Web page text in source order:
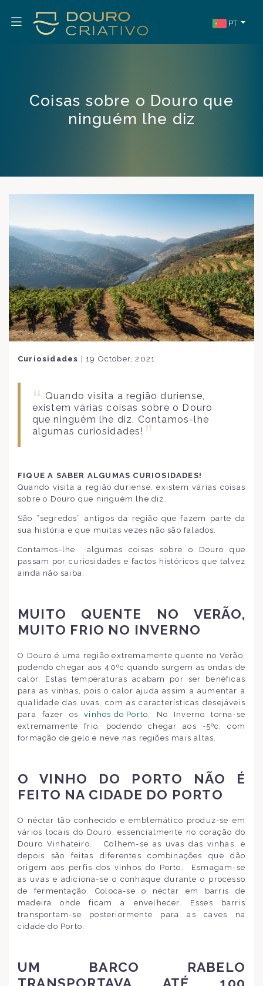
PT
Coisas sobre o Douro que
ninguém lhe diz
Curiosidades | 19 October, 2021
Quando visita a região duriense,
existem várias coisas sobre o Douro
que ninguém lhe diz. Contamos-lhe
algumas curiosidades!
FIQUE A SABER ALGUMAS CURIOSIDADES!
Quando visita a região duriense, existem várias coisas
sobre o Douro que ninguém lhe diz.
São “segredos” antigos da região que fazem parte da
sua história e que muitas vezes não são falados.
Contamos-lhe algumas coisas sobre o Douro que
passam por curiosidades e factos históricos que talvez
ainda não saiba.
MUITO QUENTE NO VERÃO,
MUITO FRIO NO INVERNO
O Douro é uma região extremamente quente no Verão,
podendo chegar aos 40ºc quando surgem as ondas de
calor. Estas temperaturas acabam por ser benéficas
para as vinhas, pois o calor ajuda assim a aumentar a
qualidade das uvas, com as características desejáveis
para fazer osvinhos do Porto . No Inverno torna-se
extremamente frio, podendo chegar aos -5ºc, com
formação de gelo e neve nas regiões mais altas.
O VINHO DO PORTO NÃO É
FEITO NA CIDADE DO PORTO
O néctar tão conhecido e emblemático produz-se em
vários locais do Douro, essencialmente no coração do
Douro Vinhateiro. Colhem-se as uvas das vinhas, e
depois são feitas diferentes combinações que dão
origem aos perfis dos vinhos do Porto. Esmagam-se
as uvas e adiciona-se o conhaque durante o processo
de fermentação. Coloca-se o néctar em barris de
madeira onde ficam a envelhecer. Esses barris
transportam-se posteriormente para as caves na
cidade do Porto.
UM BARCO RABELO